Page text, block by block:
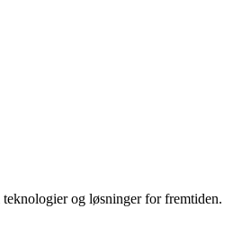
og løsninger for fremtiden.